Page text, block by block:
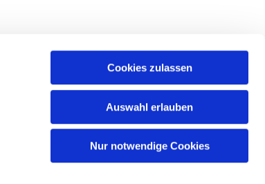
Cookies zulassen
Auswahl erlauben
Nur notwendige Cookies